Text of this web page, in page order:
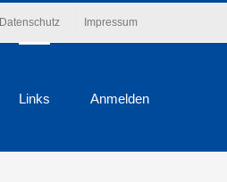
Datenschutz Impressum
Links Anmelden